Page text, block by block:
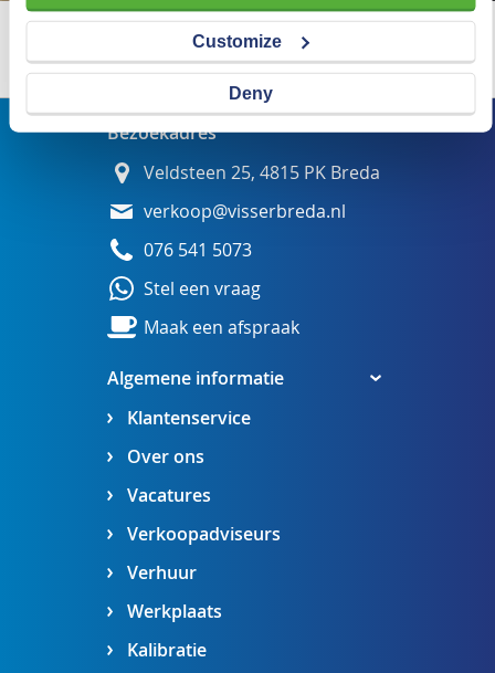
Customize
Deny
Wij adviseren u graag
Algemene informatie
Klantenservice
Over ons
Vacatures
Verkoopadviseurs
Verhuur
Werkplaats
Kalibratie
Bezoekadres
Veldsteen 25, 4815 PK Breda
verkoop@visserbreda.nl
076 541 5073
Stel een vraag
Maak een afspraak